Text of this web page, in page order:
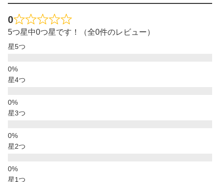
0
5つ星中0つ星です！（全0件のレビュー）
星5つ
星4つ
星3つ
星2つ
星1つ